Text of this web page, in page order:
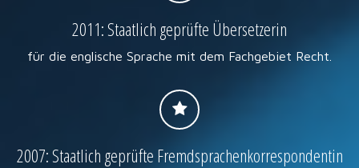
2011: Staatlich geprüfte Übersetzerin
für die englische Sprache mit dem Fachgebiet Recht.
2007: Staatlich geprüfte Fremdsprachenkorrespondentin